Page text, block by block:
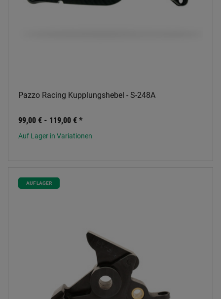
Pazzo Racing Kupplungshebel - S-248A
99,00 € - 119,00 € *
Auf Lager in Variationen
AUF LAGER